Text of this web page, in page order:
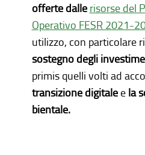
offerte dalle risorse del
Operativo FESR 2021-
utilizzo, con particolare
sostegno degli
primis quelli volti ad
transizione digitaleela
bientale.